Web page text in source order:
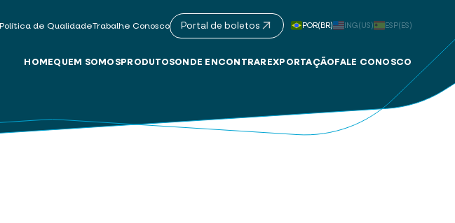
Política de QualidadeTrabalhe Conosco Portal de boletos POR(BR) ING(US) ESP(ES)
HOMEQUEM SOMOS PRODUTOSONDE ENCONTRAR EXPORTAÇÃO FALE CONOSCO